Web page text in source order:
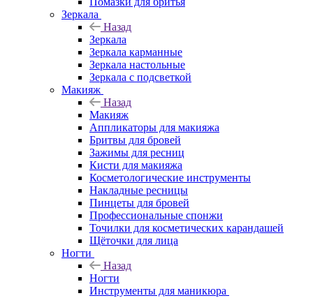
Зеркала
Назад
Зеркала
Зеркала карманные
Зеркала настольные
Зеркала с подсветкой
Макияж
Назад
Макияж
Аппликаторы для макияжа
Бритвы для бровей
Зажимы для ресниц
Кисти для макияжа
Косметологические инструменты
Накладные ресницы
Пинцеты для бровей
Профессиональные спонжи
Точилки для косметических карандашей
Щёточки для лица
Ногти
Назад
Ногти
Инструменты для маникюра